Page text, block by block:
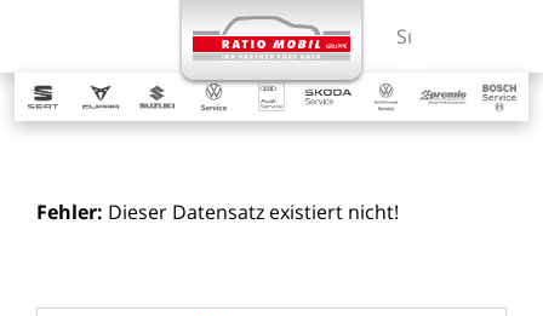
Suchbegriff
Fehler: Dieser Datensatz existiert nicht!